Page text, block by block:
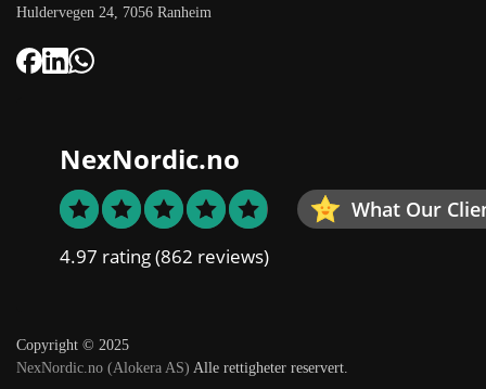
Huldervegen 24, 7056 Ranheim
NexNordic.no
What Our
4.97 rating(862 reviews)
Copyright © 2025
NexNordic.no (Alokera AS) Alle rettigheter reservert.